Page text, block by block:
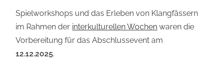
Spielworkshops und das Erleben von Klangfässern
im Rahmen der interkulturellen Wochen waren die
Vorbereitung für das Abschlussevent am
12.12.2025.